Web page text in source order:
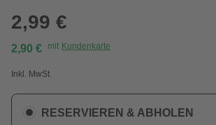
2,99 €
2,90 € mit Kundenkarte
Inkl. MwSt.
RESERVIEREN & ABHOLEN